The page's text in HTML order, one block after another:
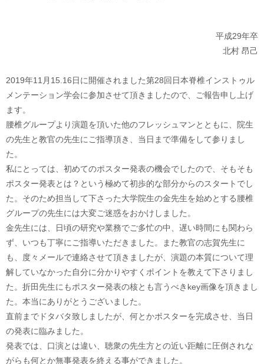
平成29年卒
北村 昂己
2019年11月15.16日に開催されました第28回日本脊椎インストゥル
メンテーション学会に参加させて頂きましたので、ご報告申し上げ
ます。
腰椎グループより演題を頂いた他のフレッシュマンとともに、院生
の先生と教官の先生にご指導頂き、当日まで準備をして参りまし
た。
私にとっては、初めてのポスター発表の機会でしたので、そもそも
ポスター発表とは？という極めて初歩的な部分からのスタートでし
た。そのため担当して下さった大学院生の金先生を始めとする腰椎
グループの先生には大変ご迷惑をおかけしました。
金先生には、日頃の研究や業務でご多忙の中、遅い時間にも関わら
ず、いつも丁寧にご指導いただきました。また教官の志賀先生に
も、度々メールで連絡させて頂きましたが、演題の本質について理
解していなかった自分に分かりやすくポイントを教えて下さりまし
た。折田先生にもポスター発表の核とも言うべきkey画像を頂きまし
た。本当にありがとうございました。
直前までドタバタ致しましたが、何とかポスターを完成させ、当日
の発表に臨みました。
発表では、口演とは違い、聴衆の先生方との近い距離に圧倒されな
がらも何とか無事発表を終える事ができました。